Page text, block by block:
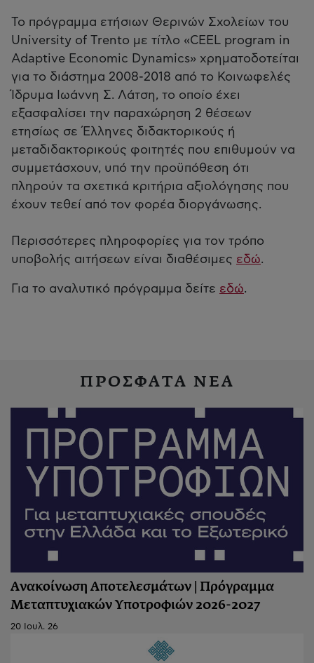
Το πρόγραμμα ετήσιων Θερινών Σχολείων του
University of Trento με τίτλο «CEEL program in
Adaptive Economic Dynamics» χρηματοδοτείται
για το διάστημα 2008-2018 από το Κοινωφελές
Ίδρυμα Ιωάννη Σ. Λάτση, το οποίο έχει
εξασφαλίσει την παραχώρηση 2 θέσεων
ετησίως σε Έλληνες διδακτορικούς ή
μεταδιδακτορικούς φοιτητές που επιθυμούν να
συμμετάσχουν, υπό την προϋπόθεση ότι
πληρούν τα σχετικά κριτήρια αξιολόγησης που
έχουν τεθεί από τον φορέα διοργάνωσης.
Περισσότερες πληροφορίες για τον τρόπο
υποβολής αιτήσεων είναι διαθέσιμες εδώ.
Για το αναλυτικό πρόγραμμα δείτε εδώ.
ΠΡΟΣΦΑΤΑ ΝΕΑ
Ανακοίνωση Αποτελεσμάτων | Πρόγραμμα
Μεταπτυχιακών Υποτροφιών 2026-2027
20 Ιουλ. 26